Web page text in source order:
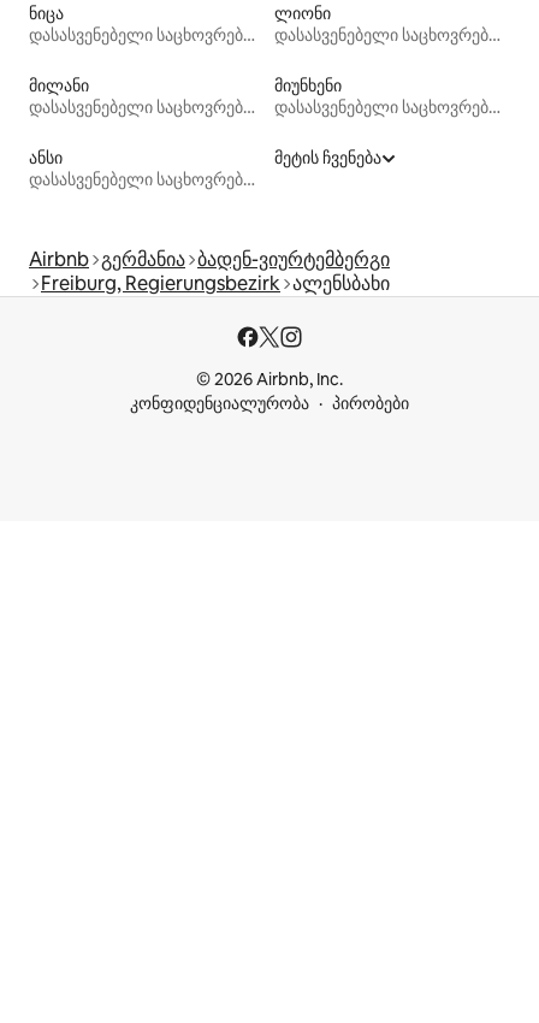
ნიცა
დასასვენებელი საცხოვრებლები
ლიონი
დასასვენებელი საცხოვრებლები
მილანი
დასასვენებელი საცხოვრებლები
მიუნხენი
დასასვენებელი საცხოვრებლები
ანსი
დასასვენებელი საცხოვრებლები
მეტის ჩვენება
Airbnb გერმანია ბადენ-ვიურტემბერგი
Freiburg, Regierungsbezirk ალენსბახი
© 2026 Airbnb, Inc.
კონფიდენციალურობა
პირობები